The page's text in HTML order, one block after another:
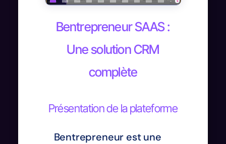
Bentrepreneur SAAS :
Une solution CRM
complète
Présentation de la plateforme
Bentrepreneur est une